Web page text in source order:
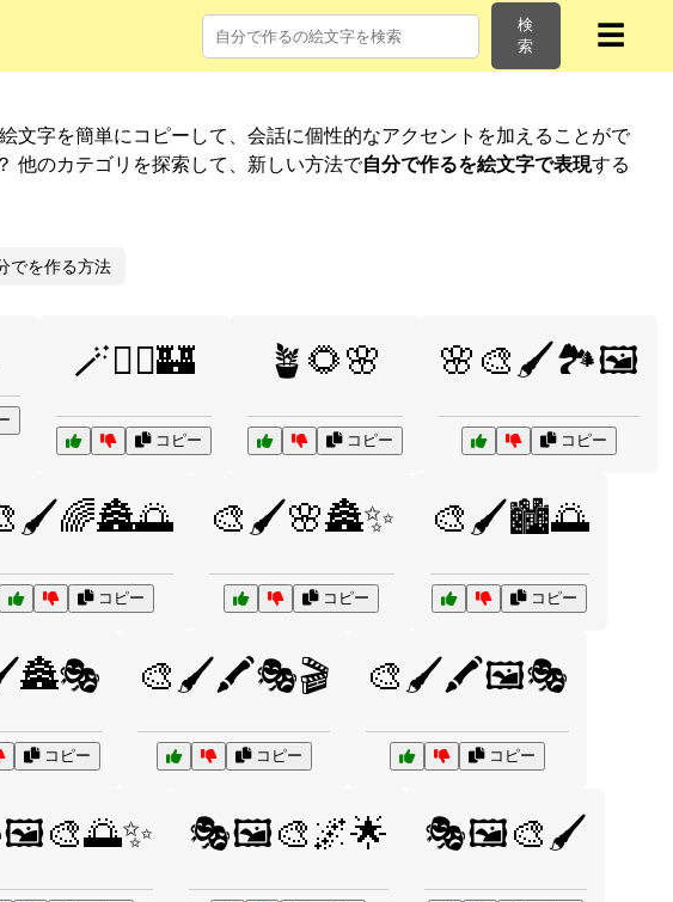
検
索
☰
文字を簡単にコピーして、会話に個性的なアクセントを加えることがで
他のカテゴリを探索して、新しい方法で自分で作るを絵文字で表現する
でを作る方法
🪄🧝‍♂️🏰
コピー
🪴🌻🌸
コピー
🌸🎨🖌️🏞️🖼️
コピー
コピー
🎨🖌️🌸🏯✨
コピー
🎨🖌️🏙️🌅
コピー
コピー
🎨🖌️🖍️🎭🎬
コピー
🎨🖌️🖍️🖼️🎭
コピー
🎭🖼️🎨🌌🌟 🎭🖼️🎨🖌️